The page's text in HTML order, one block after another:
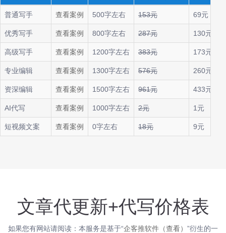
普通写手 查看案例 500字左右 153元 69元
优秀写手 查看案例 800字左右 287元 130元
高级写手 查看案例 1200字左右 383元 173元
专业编辑 查看案例 1300字左右 576元 260元
资深编辑 查看案例 1500字左右 961元 433元
AI代写 查看案例 1000字左右 2元 1元
短视频文案 查看案例 0字左右 18元 9元
文章代更新+代写价格表
如果您有网站请阅读：本服务是基于“企客推软件（查看） ”衍生的一